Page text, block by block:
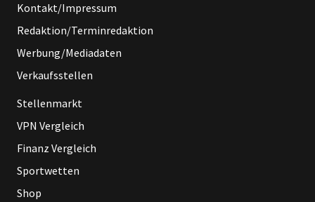
Kontakt/Impressum
Redaktion/Terminredaktion
Werbung/Mediadaten
Verkaufsstellen
Stellenmarkt
VPN Vergleich
Finanz Vergleich
Sportwetten
Shop